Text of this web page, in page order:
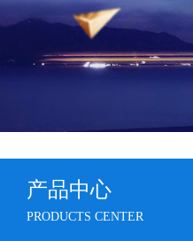
产品中心
PRODUCTS CENTER